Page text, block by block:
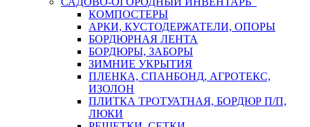
КОМПОСТЕРЫ
АРКИ, КУСТОДЕРЖАТЕЛИ, ОПОРЫ
БОРДЮРНАЯ ЛЕНТА
БОРДЮРЫ, ЗАБОРЫ
ЗИМНИЕ УКРЫТИЯ
ПЛЕНКА, СПАНБОНД, АГРОТЕКС,
ИЗОЛОН
ПЛИТКА ТРОТУАТНАЯ, БОРДЮР П/П,
ЛЮКИ